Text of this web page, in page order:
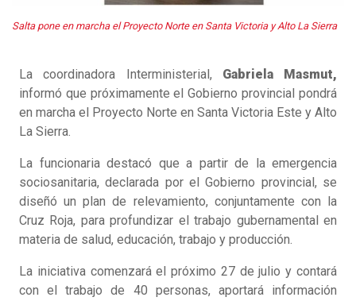
Salta pone en marcha el Proyecto Norte en Santa Victoria y Alto La Sierra
La coordinadora Interministerial, Gabriela Masmut,
informó que próximamente el Gobierno provincial pondrá
en marcha el Proyecto Norte en Santa Victoria Este y Alto
La Sierra.
La funcionaria destacó que a partir de la emergencia
sociosanitaria, declarada por el Gobierno provincial, se
diseñó un plan de relevamiento, conjuntamente con la
Cruz Roja, para profundizar el trabajo gubernamental en
materia de salud, educación, trabajo y producción.
La iniciativa comenzará el próximo 27 de julio y contará
con el trabajo de 40 personas, aportará información